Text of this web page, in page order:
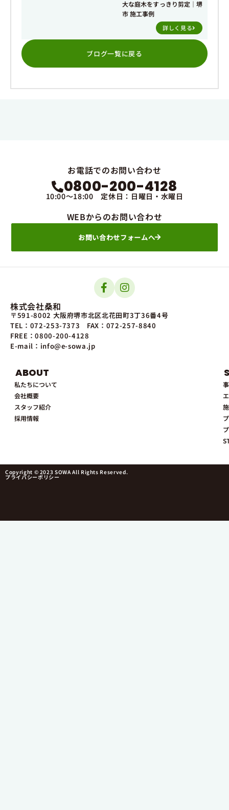
大な庭木をすっきり剪定｜堺
市 施工事例
詳しく見る
ブログ一覧に戻る
お電話でのお問い合わせ
0800-200-4128
10:00～18:00 定休日：日曜日・水曜日
WEBからのお問い合わせ
お問い合わせフォームへ
株式会社桑和
〒591-8002 大阪府堺市北区北花田町3丁36番4号
TEL：072-253-7373 FAX：072-257-8840
FREE：0800-200-4128
E-mail：info@e-sowa.jp
ABOUT
私たちについて
会社概要
スタッフ紹介
採用情報
Copyright © 2023 SOWA All Rights Reserved.
プライバシーポリシー